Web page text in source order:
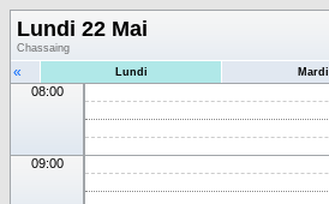
Lundi 22 Mai
Chassaing
« Lundi Mardi
08:00
09:00